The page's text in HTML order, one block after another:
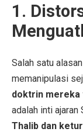
1.
Salah satu
memanipulasi
doktrin mereka
adalah inti ajaran
Thalib dan